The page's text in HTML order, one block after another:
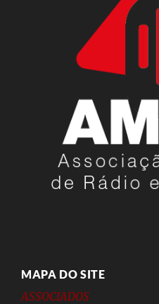
MAPA DO SITE
ASSOCIADOS